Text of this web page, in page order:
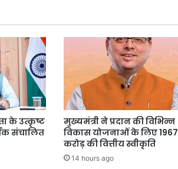
के उत्कृष्ट
संचालित
मुख्यमंत्री ने प्रदान की विभिन्न
विकास योजनाओं के लिए 1967
करोड़ की वित्तीय स्वीकृति
14 hours ago